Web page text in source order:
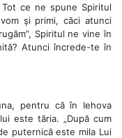
ce ne spune Spiritul
şi primi, căci atunci
Spiritul ne vine în
Atunci încrede-te în
pentru că în Iehova
este tăria. „După cum
puternică este mila Lui